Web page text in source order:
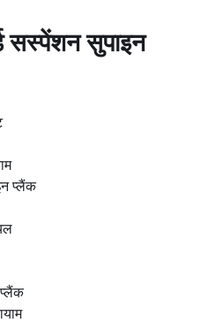
सस्पेंशन सुपाइन
प्लैंक